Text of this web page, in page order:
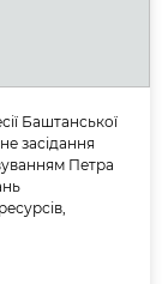
Баштанської
засідання
Петра